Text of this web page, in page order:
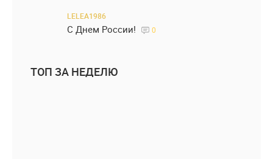
LELEA1986
С Днем России! 0
ТОП ЗА НЕДЕЛЮ